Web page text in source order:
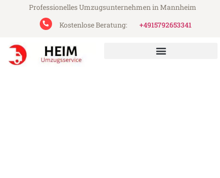
Professionelles Umzugsunternehmen in Mannheim
Kostenlose Beratung:
+4915792653341